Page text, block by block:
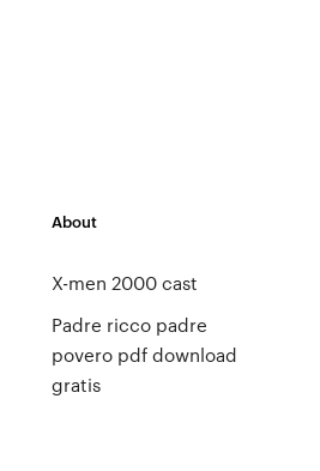
About
X-men 2000 cast
Padre ricco padre
povero pdf download
gratis